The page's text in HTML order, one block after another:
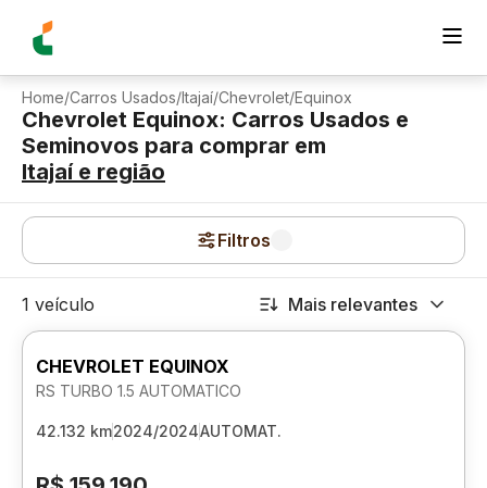
Home/Carros Usados/Itajaí/Chevrolet/Equinox
Chevrolet Equinox: Carros Usados e
Seminovos para comprar em
Itajaíe região
Filtros
1 veículo Mais relevantes
CHEVROLET EQUINOX
RS TURBO 1.5 AUTOMATICO
42.132 km2024/2024AUTOMAT.